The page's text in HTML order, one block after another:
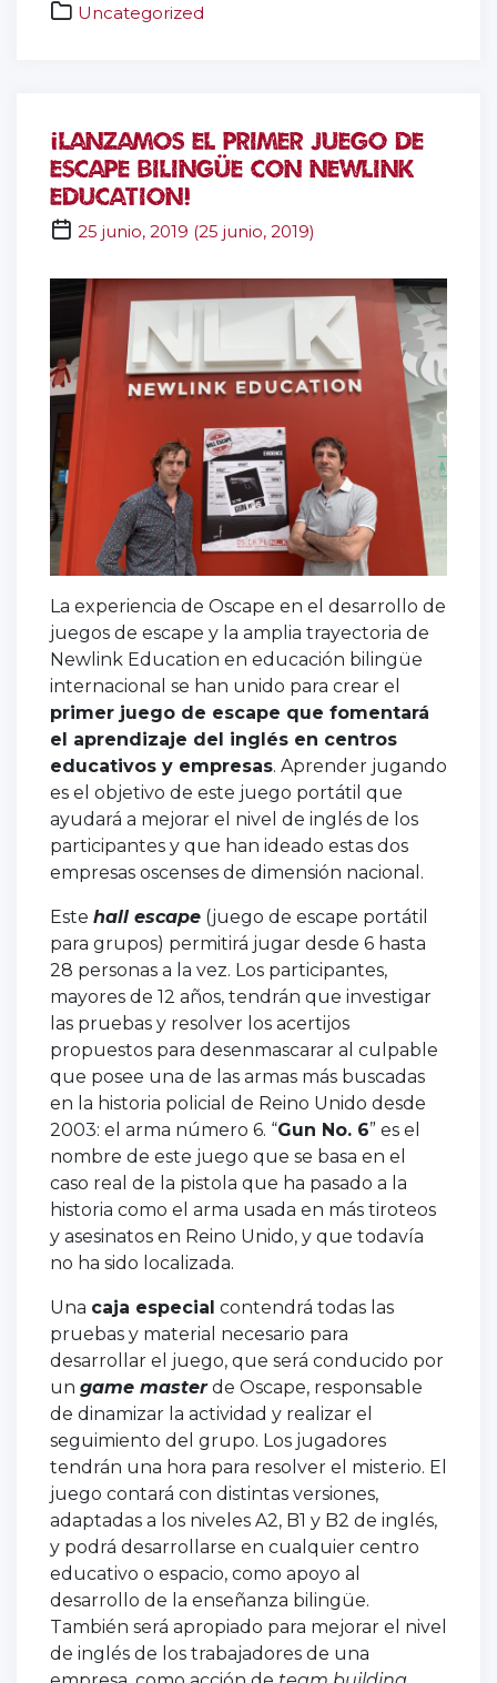
Uncategorized
educación
enseñanza,
escape
gamificación
escape,
huesca,
de
escape,
newlink
oscape,
room
escape,
team
building
¡Lanzamos el primer juego de
escape bilingüe con Newlink
Education!
25 junio, 2019 (25 junio, 2019)
La experiencia de Oscape en el desarrollo de
juegos de escape y la amplia trayectoria de
Newlink Education en educación bilingüe
internacional se han unido para crear el
primer juego de escape que fomentará
el aprendizaje del inglés en centros
educativos y empresas. Aprender jugando
es el objetivo de este juego portátil que
ayudará a mejorar el nivel de inglés de los
participantes y que han ideado estas dos
empresas oscenses de dimensión nacional.
Este hall escape (juego de escape portátil
para grupos) permitirá jugar desde 6 hasta
28 personas a la vez. Los participantes,
mayores de 12 años, tendrán que investigar
las pruebas y resolver los acertijos
propuestos para desenmascarar al culpable
que posee una de las armas más buscadas
en la historia policial de Reino Unido desde
2003: el arma número 6. “Gun No. 6” es el
nombre de este juego que se basa en el
caso real de la pistola que ha pasado a la
historia como el arma usada en más tiroteos
y asesinatos en Reino Unido, y que todavía
no ha sido localizada.
Una caja especial contendrá todas las
pruebas y material necesario para
desarrollar el juego, que será conducido por
un game masterde Oscape, responsable
de dinamizar la actividad y realizar el
seguimiento del grupo. Los jugadores
tendrán una hora para resolver el misterio. El
juego contará con distintas versiones,
adaptadas a los niveles A2, B1 y B2 de inglés,
y podrá desarrollarse en cualquier centro
educativo o espacio, como apoyo al
desarrollo de la enseñanza bilingüe.
También será apropiado para mejorar el nivel
de inglés de los trabajadores de una